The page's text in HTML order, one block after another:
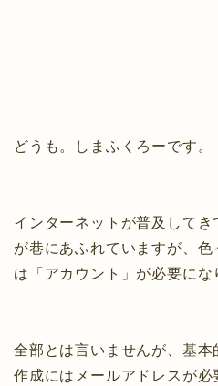
どうも。しまふくろーです。
インターネットが普及して
が巷にあふれていますが、
は「アカウント」が必要にな
全部とは言いませんが、基
作成にはメールアドレスが必